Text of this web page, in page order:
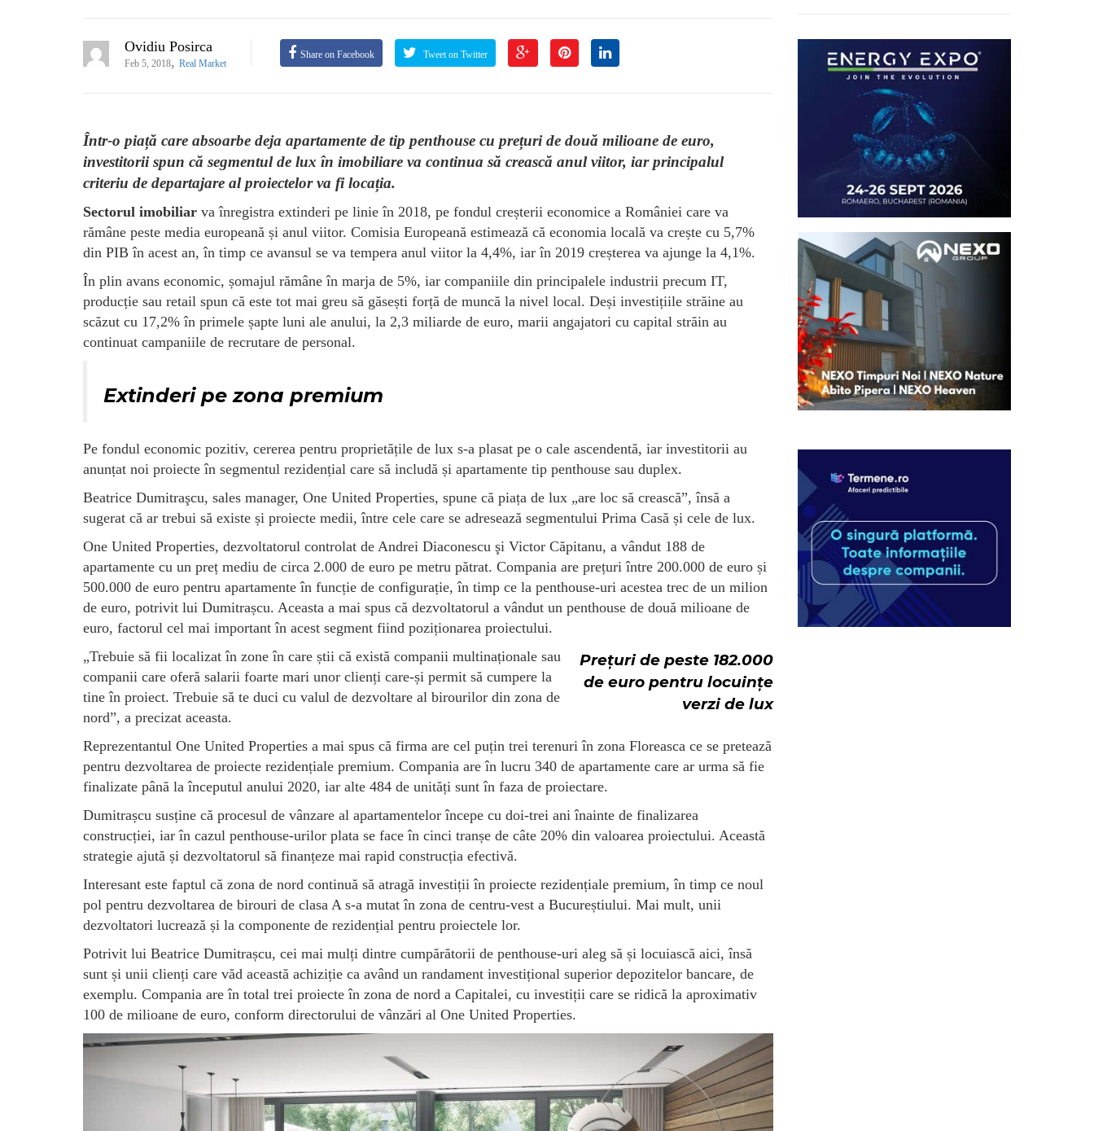
Ovidiu Posirca
Feb 5, 2018, Real Market
Share on Facebook Tweet on Twitter
Într-o piață care absoarbe deja apartamente de tip penthouse cu prețuri de două milioane de euro,
investitorii spun că segmentul de lux în imobiliare va continua să crească anul viitor, iar principalul
criteriu de departajare al proiectelor va fi locația.
Sectorul imobiliar va înregistra extinderi pe linie în 2018, pe fondul creșterii economice a României care va
rămâne peste media europeană și anul viitor. Comisia Europeană estimează că economia locală va crește cu 5,7%
din PIB în acest an, în timp ce avansul se va tempera anul viitor la 4,4%, iar în 2019 creșterea va ajunge la 4,1%.
În plin avans economic, șomajul rămâne în marja de 5%, iar companiile din principalele industrii precum IT,
producție sau retail spun că este tot mai greu să găsești forță de muncă la nivel local. Deși investițiile străine au
scăzut cu 17,2% în primele șapte luni ale anului, la 2,3 miliarde de euro, marii angajatori cu capital străin au
continuat campaniile de recrutare de personal.
Extinderi pe zona premium
Pe fondul economic pozitiv, cererea pentru proprietățile de lux s-a plasat pe o cale ascendentă, iar investitorii au
anunțat noi proiecte în segmentul rezidențial care să includă și apartamente tip penthouse sau duplex.
Beatrice Dumitraşcu, sales manager, One United Properties, spune că piața de lux „are loc să crească”, însă a
sugerat că ar trebui să existe și proiecte medii, între cele care se adresează segmentului Prima Casă și cele de lux.
One United Properties, dezvoltatorul controlat de Andrei Diaconescu şi Victor Căpitanu, a vândut 188 de
apartamente cu un preț mediu de circa 2.000 de euro pe metru pătrat. Compania are prețuri între 200.000 de euro și
500.000 de euro pentru apartamente în funcție de configurație, în timp ce la penthouse-uri acestea trec de un milion
de euro, potrivit lui Dumitrașcu. Aceasta a mai spus că dezvoltatorul a vândut un penthouse de două milioane de
euro, factorul cel mai important în acest segment fiind poziționarea proiectului.
Prețuri de peste 182.000
de euro pentru locuințe
verzi de lux​
„Trebuie să fii localizat în zone în care știi că există companii multinaționale sau
companii care oferă salarii foarte mari unor clienți care-și permit să cumpere la
tine în proiect. Trebuie să te duci cu valul de dezvoltare al birourilor din zona de
nord”, a precizat aceasta.
Reprezentantul One United Properties a mai spus că firma are cel puțin trei terenuri în zona Floreasca ce se pretează
pentru dezvoltarea de proiecte rezidențiale premium. Compania are în lucru 340 de apartamente care ar urma să fie
finalizate până la începutul anului 2020, iar alte 484 de unități sunt în faza de proiectare.
Dumitrașcu susține că procesul de vânzare al apartamentelor începe cu doi-trei ani înainte de finalizarea
construcției, iar în cazul penthouse-urilor plata se face în cinci tranșe de câte 20% din valoarea proiectului. Această
strategie ajută și dezvoltatorul să finanțeze mai rapid construcția efectivă.
Interesant este faptul că zona de nord continuă să atragă investiții în proiecte rezidențiale premium, în timp ce noul
pol pentru dezvoltarea de birouri de clasa A s-a mutat în zona de centru-vest a Bucureștiului. Mai mult, unii
dezvoltatori lucrează și la componente de rezidențial pentru proiectele lor.
Potrivit lui Beatrice Dumitrașcu, cei mai mulți dintre cumpărătorii de penthouse-uri aleg să și locuiască aici, însă
sunt și unii clienți care văd această achiziție ca având un randament investițional superior depozitelor bancare, de
exemplu. Compania are în total trei proiecte în zona de nord a Capitalei, cu investiții care se ridică la aproximativ
100 de milioane de euro, conform directorului de vânzări al One United Properties.